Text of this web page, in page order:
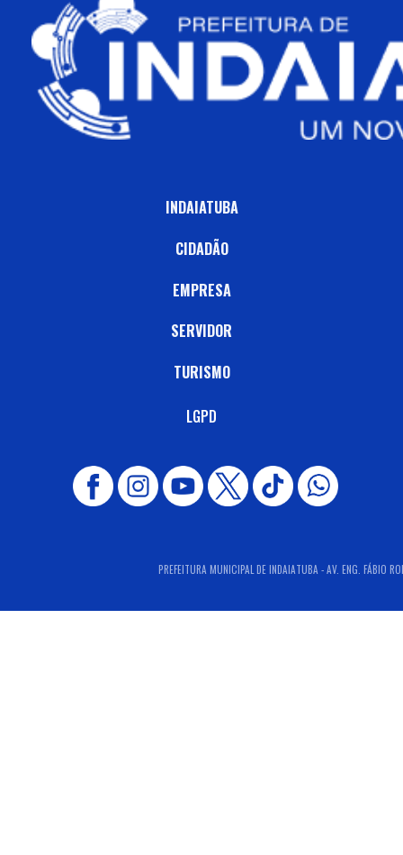
INDAIATUBA
CIDADÃO
EMPRESA
SERVIDOR
TURISMO
LGPD
PREFEITURA MUNICIPAL DE INDAIATUBA - AV. ENG. FÁBIO